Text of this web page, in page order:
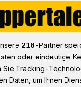
SPD
218-Partner
oder eindeutige
Sie Tracking-
Daten, um Ihnen